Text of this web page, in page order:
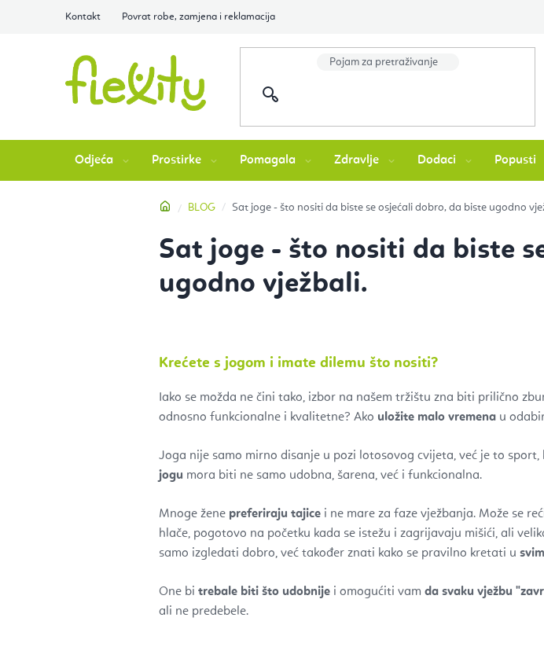
Kontakt Povrat robe, zamjena i reklamacija
Odjeća Prostirke Pomagala Zdravlje Dodaci Popusti
Početna
BLOG Sat joge - što nositi da biste se osjećali dobro, da biste ugodno
Sat joge - što nositi da biste
ugodno vježbali.
Krećete s jogom i imate dilemu što nositi?
Iako se možda ne čini tako, izbor na našem tržištu zna biti prilično
odnosno funkcionalne i kvalitetne? Ako uložite malo vremena u
Joga nije samo mirno disanje u pozi lotosovog cvijeta, već je to
jogu mora biti ne samo udobna, šarena, već i funkcionalna.
Mnoge žene preferiraju tajice i ne mare za faze vježbanja. Može se
hlače, pogotovo na početku kada se istežu i zagrijavaju mišići, ali
samo izgledati dobro, već također znati kako se pravilno kretati u
One bi trebale biti što udobnije i omogućiti vam da svaku vježbu
ali ne predebele.